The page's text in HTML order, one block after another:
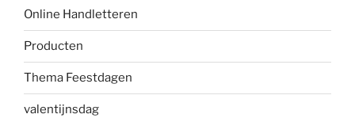
Online Handletteren
Producten
Thema Feestdagen
valentijnsdag